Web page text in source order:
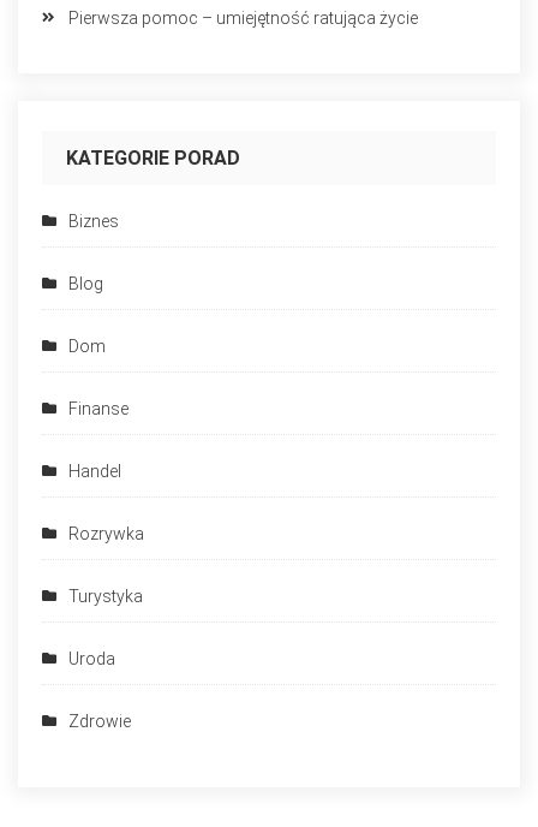
Pierwsza pomoc – umiejętność ratująca życie
KATEGORIE PORAD
Biznes
Blog
Dom
Finanse
Handel
Rozrywka
Turystyka
Uroda
Zdrowie